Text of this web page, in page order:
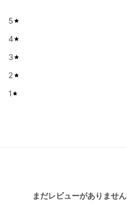
5
4
3
2
1
まだレビューがありません